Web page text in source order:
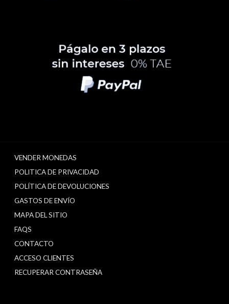
VENDER MONEDAS
POLITICA DE PRIVACIDAD
POLÍTICA DE DEVOLUCIONES
GASTOS DE ENVÍO
MAPA DEL SITIO
FAQS
CONTACTO
ACCESO CLIENTES
RECUPERAR CONTRASEÑA